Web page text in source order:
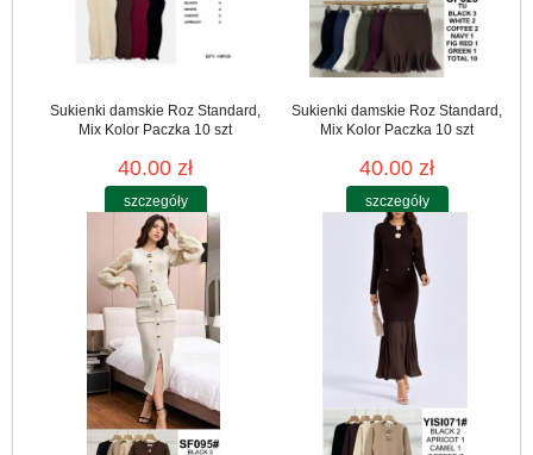
Sukienki damskie Roz Standard,
Mix Kolor Paczka 10 szt
40.00 zł
szczegóły
Sukienki damskie Roz Standard,
Mix Kolor Paczka 10 szt
40.00 zł
szczegóły